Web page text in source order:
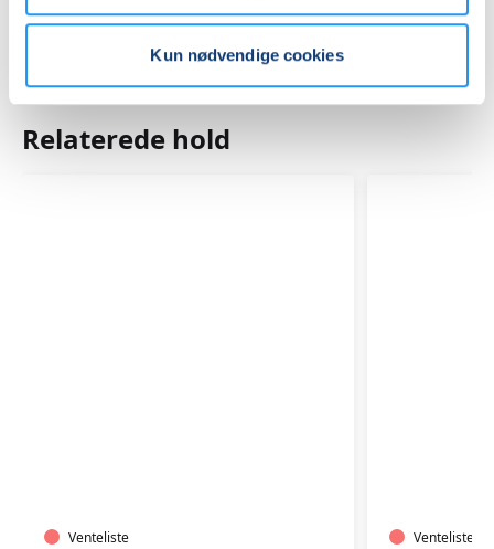
Kun nødvendige cookies
Relaterede hold
Venteliste
Venteliste